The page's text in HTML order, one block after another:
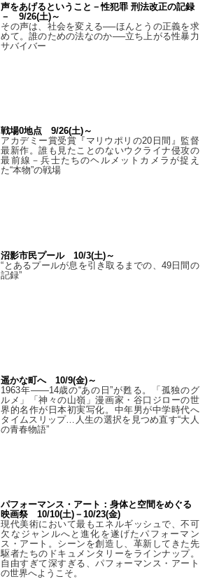
声をあげるということ－性犯罪 刑法改正の記録
－ 9/26(土)～
その声は、社会を変える──ほんとうの正義を求
めて。誰のための法なのか──立ち上がる性暴力
サバイバー
戦場0地点 9/26(土)～
アカデミー賞受賞『マリウポリの20日間』監督
最新作。誰も見たことのないウクライナ侵攻の
最前線－兵士たちのヘルメットカメラが捉え
た“本物”の戦場
沼影市民プール 10/3(土)～
“とあるプールが息を引き取るまでの、49日間の
記録”
遥かな町へ 10/9(金)～
1963年――14歳の“あの日”が甦る。「孤独のグ
ルメ」「神々の山嶺」漫画家・谷口ジローの世
界的名作が日本初実写化。中年男が中学時代へ
タイムスリップ…人生の選択を見つめ直す“大人
の青春物語”
パフォーマンス・アート：身体と空間をめぐる
映画祭 10/10(土)－10/23(金)
現代美術において最もエネルギッシュで、不可
欠なジャンルへと進化を遂げたパフォーマン
ス・アート。シーンを創造し、革新してきた先
駆者たちのドキュメンタリーをラインナップ。
自由すぎて深すぎる、パフォーマンス・アート
の世界へようこそ。